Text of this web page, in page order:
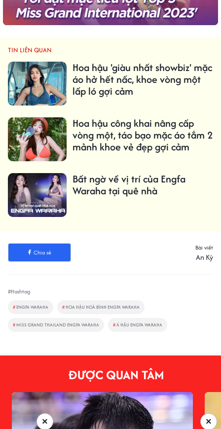
TIN LIÊN QUAN
Hoa hậu 'giàu nhất showbiz' mặc
áo hở hết nấc, khoe vòng một
lấp ló gợi cảm
Hoa hậu công khai nâng cấp
vòng một, táo bạo mặc áo tắm 2
mảnh khoe vẻ đẹp gợi cảm
Bất ngờ về vị trí của Engfa
Waraha tại quê nhà
Chia sẻ
Bài viết
An Kỳ
#Hashtag
# ENGFA WARAHA # HOA HẬU HOÀ BÌNH ENGFA WARAHA
# MISS GRAND THAILAND ENGFA WARAHA #Á HẬU ENGFA WARAHA
ĐƯỢC QUAN TÂM
×
×